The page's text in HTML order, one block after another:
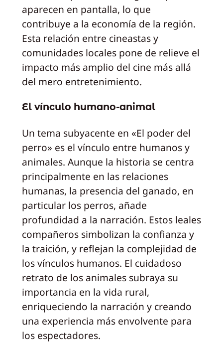
aparecen en pantalla, lo que
contribuye a la economía de la región.
Esta relación entre cineastas y
comunidades locales pone de relieve el
impacto más amplio del cine más allá
del mero entretenimiento.
El vínculo humano-animal
Un tema subyacente en «El poder del
perro» es el vínculo entre humanos y
animales. Aunque la historia se centra
principalmente en las relaciones
humanas, la presencia del ganado, en
particular los perros, añade
profundidad a la narración. Estos leales
compañeros simbolizan la confianza y
la traición, y reflejan la complejidad de
los vínculos humanos. El cuidadoso
retrato de los animales subraya su
importancia en la vida rural,
enriqueciendo la narración y creando
una experiencia más envolvente para
los espectadores.